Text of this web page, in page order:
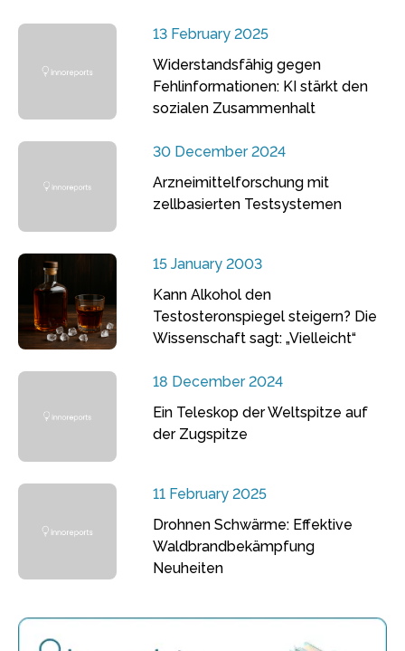
13 February 2025
Widerstandsfähig gegen
Fehlinformationen: KI stärkt den
sozialen Zusammenhalt
30 December 2024
Arzneimittelforschung mit
zellbasierten Testsystemen
15 January 2003
Kann Alkohol den
Testosteronspiegel steigern? Die
Wissenschaft sagt: „Vielleicht“
18 December 2024
Ein Teleskop der Weltspitze auf
der Zugspitze
11 February 2025
Drohnen Schwärme: Effektive
Waldbrandbekämpfung
Neuheiten